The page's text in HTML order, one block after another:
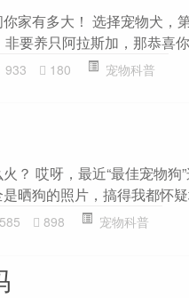
家有多大！ 选择宠物犬，
要养只阿拉斯加，那恭喜
933 180 宠物科普
？ 哎呀，最近“最佳宠物
晒狗的照片，搞得我都怀
585 898 宠物科普